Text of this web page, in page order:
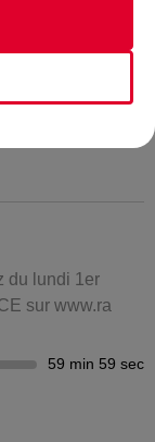
du lundi 1er
sur www.ra
59 min 59 sec